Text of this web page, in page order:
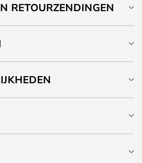
RETOURZENDINGEN